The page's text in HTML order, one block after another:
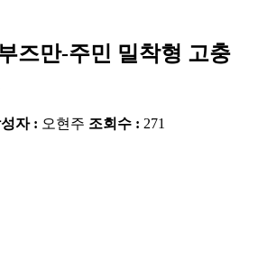
즈만-주민 밀착형 고충
자 : 오현주 조회수 : 271